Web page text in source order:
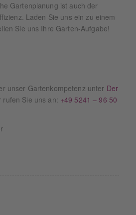
Gartenplanung ist auch der
Laden Sie uns ein zu einem
Sie uns Ihre Garten-Aufgabe!
unser Gartenkompetenz unter Der
rufen Sie uns an: +49 5241 – 96 50